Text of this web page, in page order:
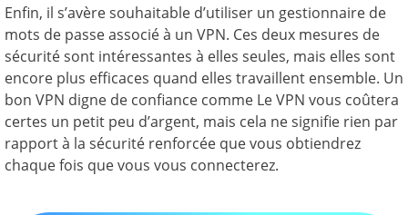
Enfin, il s’avère souhaitable d’utiliser un gestionnaire de
mots de passe associé à un VPN. Ces deux mesures de
sécurité sont intéressantes à elles seules, mais elles sont
encore plus efficaces quand elles travaillent ensemble. Un
bon VPN digne de confiance comme Le VPN vous coûtera
certes un petit peu d’argent, mais cela ne signifie rien par
rapport à la sécurité renforcée que vous obtiendrez
chaque fois que vous vous connecterez.